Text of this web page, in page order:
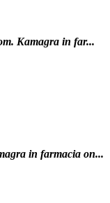
Kamagra in far...
in farmacia on...